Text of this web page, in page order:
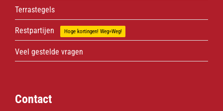
Terrastegels
Restpartijen Hoge kortingen! Weg=Weg!
Veel gestelde vragen
Contact